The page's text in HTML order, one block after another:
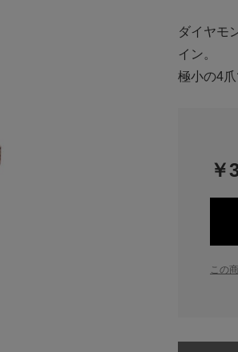
ダイヤモ
イン。
極小の4爪
￥
この